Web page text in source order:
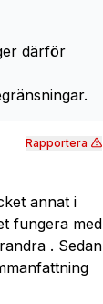
därför
annat i
fungera med
. Sedan
Rapportera